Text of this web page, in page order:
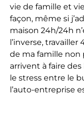
vie de famille et
façon, même si
maison 24h/24h
l’inverse,
de ma famille non
arrivent à faire
le stress entre le
l’auto-entreprise